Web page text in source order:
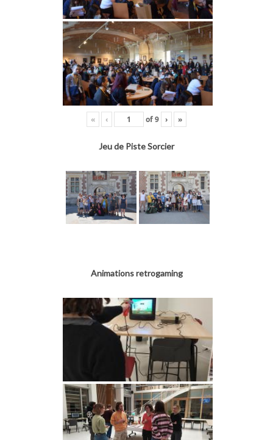
« ‹ of9 › »
Jeu de Piste Sorcier
Animations retrogaming